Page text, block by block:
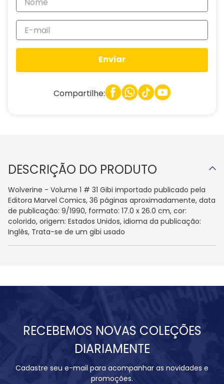
Enviar
Compartilhe:
DESCRIÇÃO DO PRODUTO
Wolverine - Volume 1 # 31 Gibi importado publicado pela
Editora Marvel Comics, 36 páginas aproximadamente, data
de publicação: 9/1990, formato: 17.0 x 26.0 cm, cor:
colorido, origem: Estados Unidos, idioma da publicação:
Inglês, Trata-se de um gibi usado
RECEBEMOS NOVAS COLEÇÕES
DIARIAMENTE
Cadastre seu e-mail para acompanhar as novidades e
promoções.